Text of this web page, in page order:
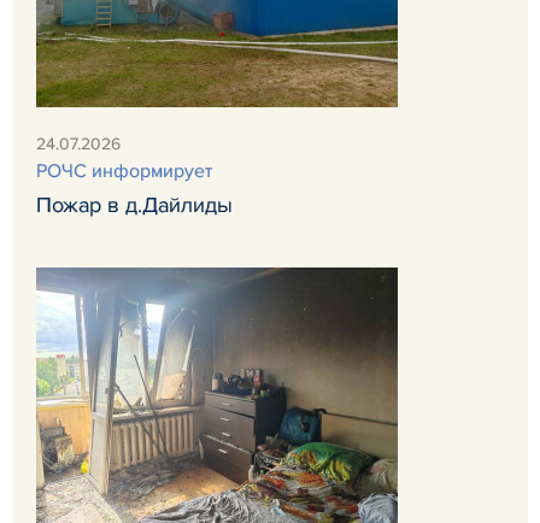
24.07.2026
РОЧС информирует
Пожар в д.Дайлиды